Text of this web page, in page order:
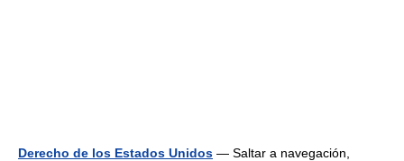
Derecho de los Estados Unidos — Saltar a navegación,